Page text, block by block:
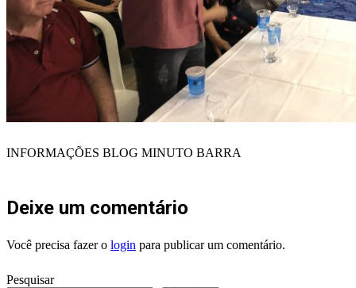
INFORMAÇÕES BLOG MINUTO BARRA
Deixe um comentário
Você precisa fazer o login para publicar um comentário.
Pesquisar